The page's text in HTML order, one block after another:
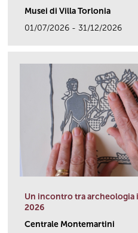
Musei di Villa Torlonia
01/07/2026 - 31/12/2026
Un incontro tra archeologia
2026
Centrale Montemartini